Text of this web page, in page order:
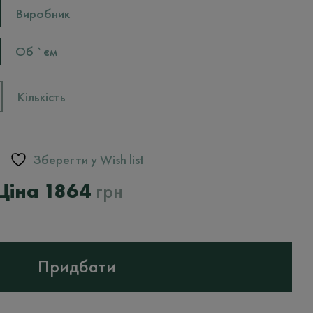
Виробник
Об `єм
Кількість
Зберегти у Wish list
1864грн
Придбати